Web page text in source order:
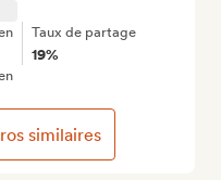
Taux de partage
19%
similaires